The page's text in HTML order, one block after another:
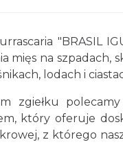
"BRASIL
mięs na szpadach,
lodach i
zgiełku
który oferuje
z którego